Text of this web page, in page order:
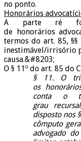
no ponto.
Honorários
A parte ré foi
de
honorários
termos do art. 85, §§
inestimável/irrisório
causa.&#8203;
O § 11º do art. 85 do
§ 11. O
os
conta o
grau
disposto nos
cômputo
advogado